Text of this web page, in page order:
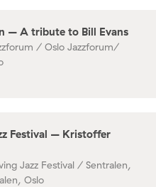
– A tribute to Bill Evans
/ Oslo Jazzforum/
Festival – Kristoffer
Jazz Festival / Sentralen,
Oslo